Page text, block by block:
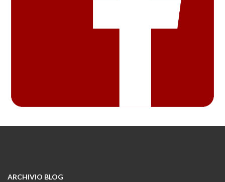
ARCHIVIO BLOG